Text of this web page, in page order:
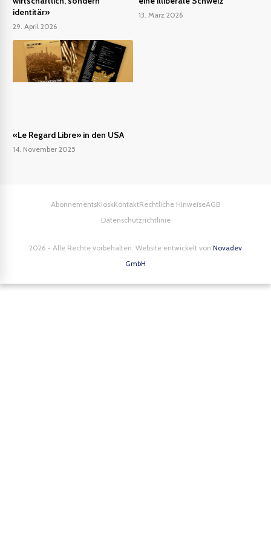
identitär»
29. April 2026
13. März 2026
«Le Regard Libre» in den USA
14. November 2025
2026 - Alle Rechte vorbehalten. Website entwickelt von Novadev
GmbH
AbonnementsKioskKontaktRechtliche HinweiseAGB
Datenschutzrichtlinie